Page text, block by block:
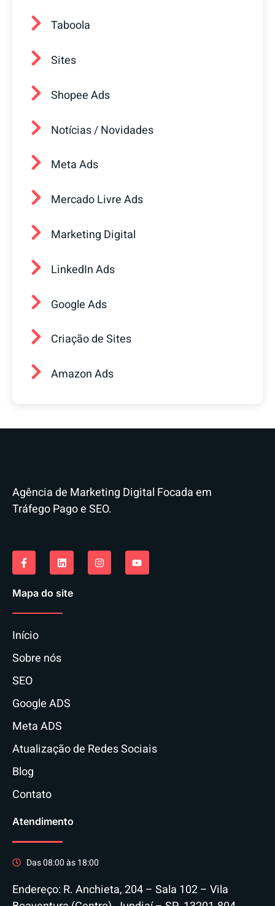
Taboola
Sites
Shopee Ads
Notícias / Novidades
Meta Ads
Mercado Livre Ads
Marketing Digital
LinkedIn Ads
Google Ads
Criação de Sites
Amazon Ads
Agência de Marketing Digital Focada em
Tráfego Pago e SEO.
Mapa do site
Início
Sobre nós
SEO
Google ADS
Meta ADS
Atualização de Redes Sociais
Blog
Contato
Atendimento
Das 08:00 às 18:00
Endereço: R. Anchieta, 204 – Sala 102 – Vila